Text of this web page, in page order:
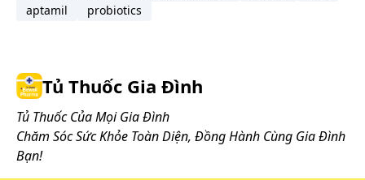
Tác dụng phụ có thể gặp:
Ít khi xảy ra các cảm giác rát bỏng hoặc nổi mẩn.
Hướng dẫn cách xử trí ADR
Khi gặp tác dụng phụ của thuốc, cần ngưng sử
dụng và thông báo cho bác sĩ hoặc đến cơ sở y tế
aptamil
probiotics
Tủ Thuốc Gia Đình
Tủ Thuốc Của Mọi Gia Đình
Chăm Sóc Sức Khỏe Toàn Diện, Đồng Hành Cùng Gia Đình
Bạn!